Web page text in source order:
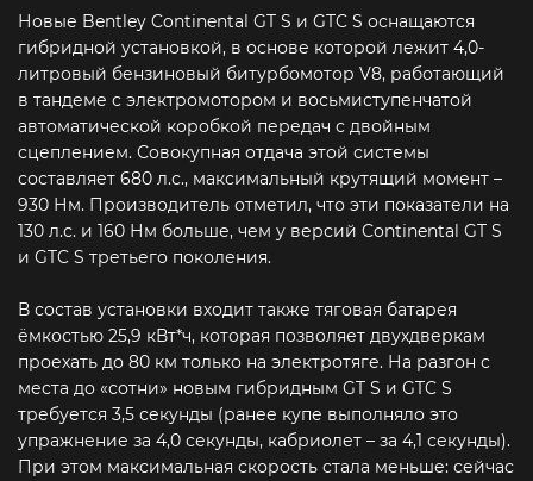
Новые Bentley Continental GT S и GTC S оснащаются
гибридной установкой, в основе которой лежит 4,0-
литровый бензиновый битурбомотор V8, работающий
в тандеме с электромотором и восьмиступенчатой
автоматической коробкой передач с двойным
сцеплением. Совокупная отдача этой системы
составляет 680 л.с., максимальный крутящий момент –
930 Нм. Производитель отметил, что эти показатели на
130 л.с. и 160 Нм больше, чем у версий Continental GT S
и GTC S третьего поколения.
В состав установки входит также тяговая батарея
ёмкостью 25,9 кВт*ч, которая позволяет двухдверкам
проехать до 80 км только на электротяге. На разгон с
места до «сотни» новым гибридным GT S и GTC S
требуется 3,5 секунды (ранее купе выполняло это
упражнение за 4,0 секунды, кабриолет – за 4,1 секунды).
При этом максимальная скорость стала меньше: сейчас